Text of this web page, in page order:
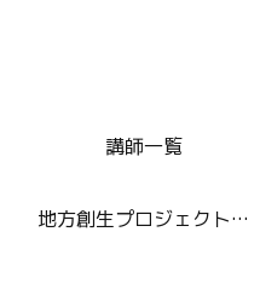
講師一覧
地方創生プロジェクト番組